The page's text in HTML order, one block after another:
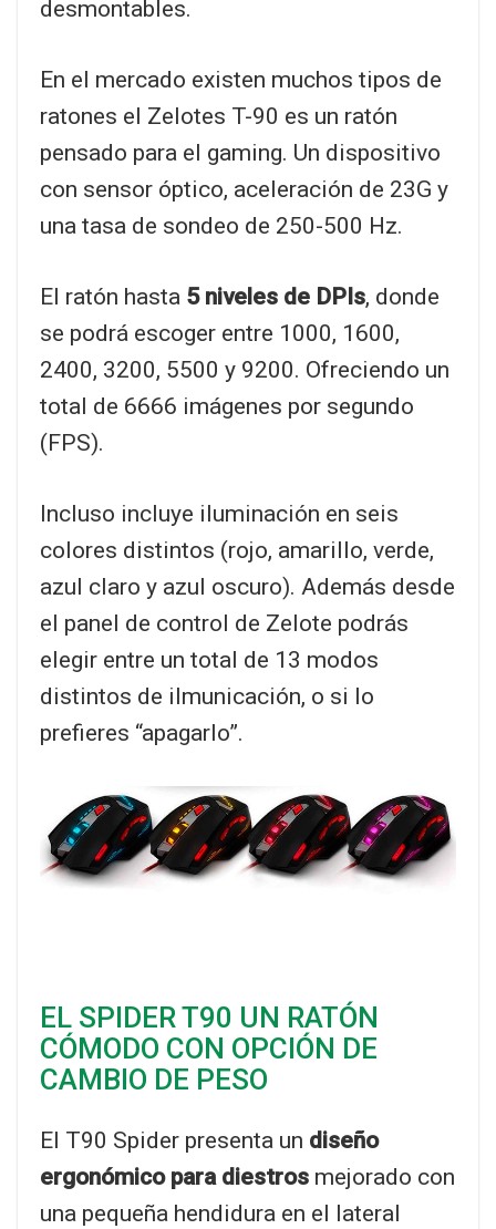
desmontables.
En el mercado existen muchos tipos de
ratones el Zelotes T-90 es un ratón
pensado para el gaming. Un dispositivo
con sensor óptico, aceleración de 23G y
una tasa de sondeo de 250-500 Hz.
El ratón hasta 5 niveles de DPIs, donde
se podrá escoger entre 1000, 1600,
2400, 3200, 5500 y 9200. Ofreciendo un
total de 6666 imágenes por segundo
(FPS).
Incluso incluye iluminación en seis
colores distintos (rojo, amarillo, verde,
azul claro y azul oscuro). Además desde
el panel de control de Zelote podrás
elegir entre un total de 13 modos
distintos de ilmunicación, o si lo
prefieres “apagarlo”.
EL SPIDER T90 UN RATÓN
CÓMODO CON OPCIÓN DE
CAMBIO DE PESO
El T90 Spider presenta un diseño
ergonómico para diestros mejorado con
una pequeña hendidura en el lateral